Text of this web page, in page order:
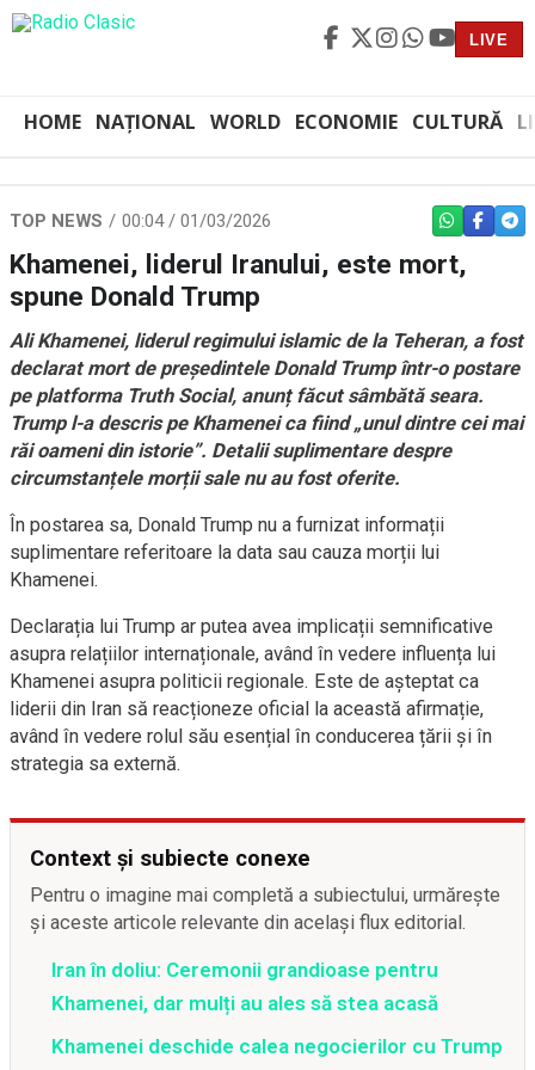
LIVE
HOME NAȚIONAL WORLD ECONOMIE CULTURĂ
TOP NEWS 00:04 / 01/03/2026 WHATSAPP
Khamenei, liderul Iranului, este mort,
spune Donald Trump
Ali Khamenei, liderul regimului islamic de la Teheran, a fost
declarat mort de președintele Donald Trump într-o postare
pe platforma Truth Social, anunț făcut sâmbătă seara.
Trump l-a descris pe Khamenei ca fiind „unul dintre cei mai
răi oameni din istorie”. Detalii suplimentare despre
circumstanțele morții sale nu au fost oferite.
În postarea sa, Donald Trump nu a furnizat informații
suplimentare referitoare la data sau cauza morții lui
Khamenei.
Declarația lui Trump ar putea avea implicații semnificative
asupra relațiilor internaționale, având în vedere influența lui
Khamenei asupra politicii regionale. Este de așteptat ca
liderii din Iran să reacționeze oficial la această afirmație,
având în vedere rolul său esențial în conducerea țării și în
strategia sa externă.
Context și subiecte conexe
Pentru o imagine mai completă a subiectului, urmărește
și aceste articole relevante din același flux editorial.
Iran în doliu: Ceremonii grandioase pentru
Khamenei, dar mulți au ales să stea acasă
Khamenei deschide calea negocierilor cu Trump